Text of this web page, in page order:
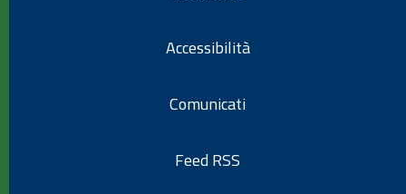
Accessibilità
Comunicati
Feed RSS